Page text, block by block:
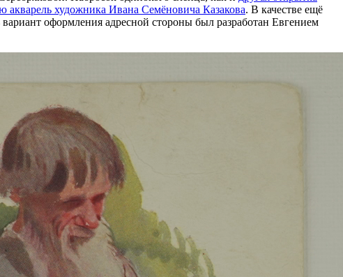
акварель художника Ивана Семёновича Казакова. В качестве ещё
оформления адресной стороны был разработан Евгением